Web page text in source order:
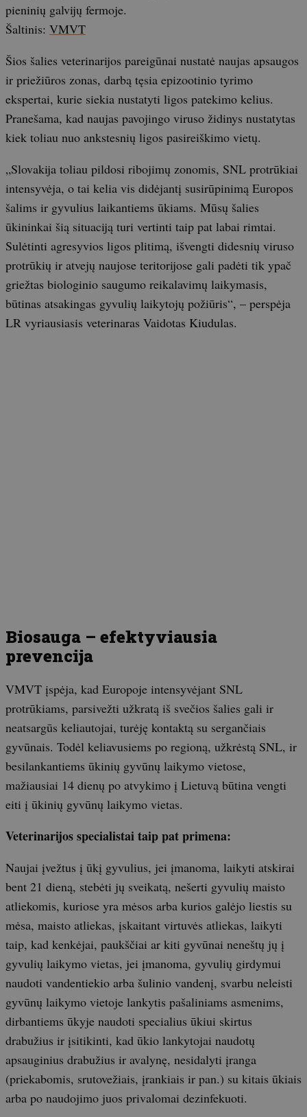
pieninių galvijų fermoje.
Šaltinis: VMVT
Šios šalies veterinarijos pareigūnai nustatė naujas apsaugos
ir priežiūros zonas, darbą tęsia epizootinio tyrimo
ekspertai, kurie siekia nustatyti ligos patekimo kelius.
Pranešama, kad naujas pavojingo viruso židinys nustatytas
kiek toliau nuo ankstesnių ligos pasireiškimo vietų.
„Slovakija toliau pildosi ribojimų zonomis, SNL protrūkiai
intensyvėja, o tai kelia vis didėjantį susirūpinimą Europos
šalims ir gyvulius laikantiems ūkiams. Mūsų šalies
ūkininkai šią situaciją turi vertinti taip pat labai rimtai.
Sulėtinti agresyvios ligos plitimą, išvengti didesnių viruso
protrūkių ir atvejų naujose teritorijose gali padėti tik ypač
griežtas biologinio saugumo reikalavimų laikymasis,
būtinas atsakingas gyvulių laikytojų požiūris“, – perspėja
LR vyriausiasis veterinaras Vaidotas Kiudulas.
Biosauga – efektyviausia
prevencija
VMVT įspėja, kad Europoje intensyvėjant SNL
protrūkiams, parsivežti užkratą iš svečios šalies gali ir
neatsargūs keliautojai, turėję kontaktą su sergančiais
gyvūnais. Todėl keliavusiems po regioną, užkrėstą SNL, ir
besilankantiems ūkinių gyvūnų laikymo vietose,
mažiausiai 14 dienų po atvykimo į Lietuvą būtina vengti
eiti į ūkinių gyvūnų laikymo vietas.
Veterinarijos specialistai taip pat primena:
Naujai įvežtus į ūkį gyvulius, jei įmanoma, laikyti atskirai
bent 21 dieną, stebėti jų sveikatą, nešerti gyvulių maisto
atliekomis, kuriose yra mėsos arba kurios galėjo liestis su
mėsa, maisto atliekas, įskaitant virtuvės atliekas, laikyti
taip, kad kenkėjai, paukščiai ar kiti gyvūnai neneštų jų į
gyvulių laikymo vietas, jei įmanoma, gyvulių girdymui
naudoti vandentiekio arba šulinio vandenį, svarbu neleisti
gyvūnų laikymo vietoje lankytis pašaliniams asmenims,
dirbantiems ūkyje naudoti specialius ūkiui skirtus
drabužius ir įsitikinti, kad ūkio lankytojai naudotų
apsauginius drabužius ir avalynę, nesidalyti įranga
(priekabomis, srutovežiais, įrankiais ir pan.) su kitais ūkiais
arba po naudojimo juos privalomai dezinfekuoti.